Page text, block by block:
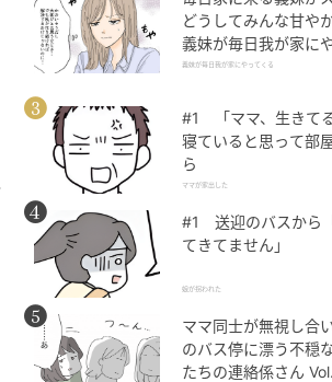
どうしてみんな甘や
義妹が毎日我が家に
（1）【義父母がシン
義妹が毎日我が家にやってくる
#1 「ママ、生きてる
寝ていると思って部
ら
ママが家出した
#1 送迎のバスから
てきてません」
娘が拐われた
ママ同士が無視し合
のバス停に漂う不穏
たちの連絡係さん